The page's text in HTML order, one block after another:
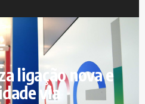
ligação nova e
via